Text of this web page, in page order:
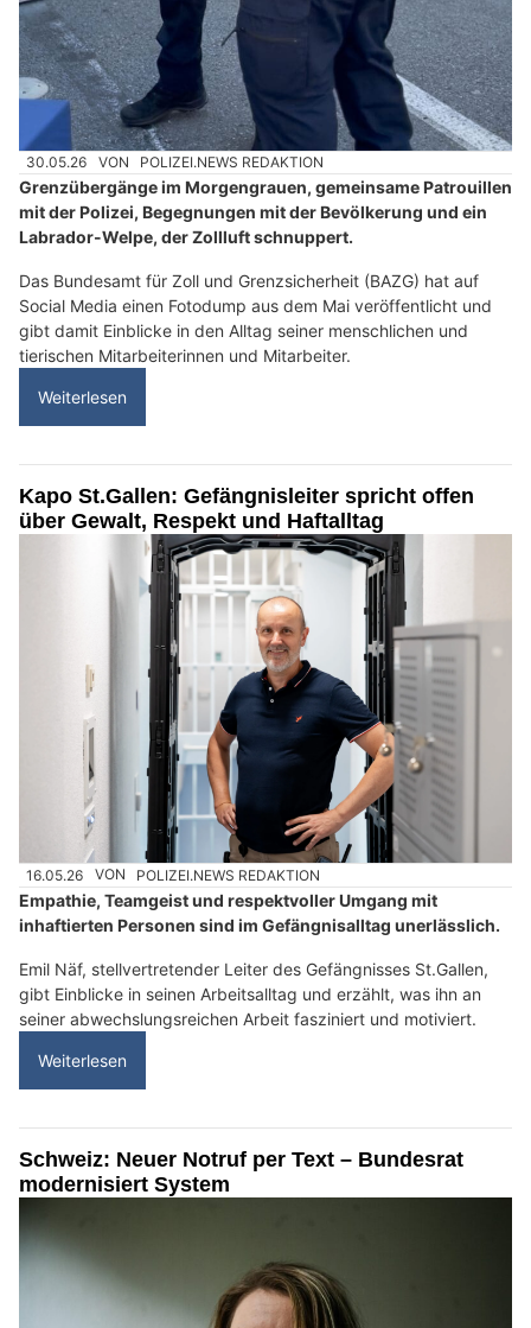
30.05.26 VON POLIZEI.NEWS REDAKTION
Grenzübergänge im Morgengrauen, gemeinsame Patrouillen
mit der Polizei, Begegnungen mit der Bevölkerung und ein
Labrador-Welpe, der Zollluft schnuppert.
Das Bundesamt für Zoll und Grenzsicherheit (BAZG) hat auf
Social Media einen Fotodump aus dem Mai veröffentlicht und
gibt damit Einblicke in den Alltag seiner menschlichen und
tierischen Mitarbeiterinnen und Mitarbeiter.
Weiterlesen
Kapo St.Gallen: Gefängnisleiter spricht offen
über Gewalt, Respekt und Haftalltag
16.05.26 VON POLIZEI.NEWS REDAKTION
Empathie, Teamgeist und respektvoller Umgang mit
inhaftierten Personen sind im Gefängnisalltag unerlässlich.
Emil Näf, stellvertretender Leiter des Gefängnisses St.Gallen,
gibt Einblicke in seinen Arbeitsalltag und erzählt, was ihn an
seiner abwechslungsreichen Arbeit fasziniert und motiviert.
Weiterlesen
Schweiz: Neuer Notruf per Text – Bundesrat
modernisiert System